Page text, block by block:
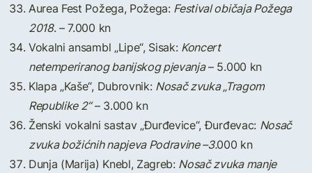
Aurea Fest Požega, Požega: Festival običaja Požega
2018. – 7.000 kn
Vokalni ansambl „Lipe“, Sisak: Koncert
netemperiranog banijskog pjevanja– 5.000 kn
Klapa „Kaše“, Dubrovnik: Nosač zvuka „Tragom
Republike 2“– 3.000 kn
Ženski vokalni sastav „Đurđevice“, Đurđevac: Nosač
zvuka božićnih napjeva Podravine –3.000 kn
Dunja (Marija) Knebl, Zagreb: Nosač zvuka manje